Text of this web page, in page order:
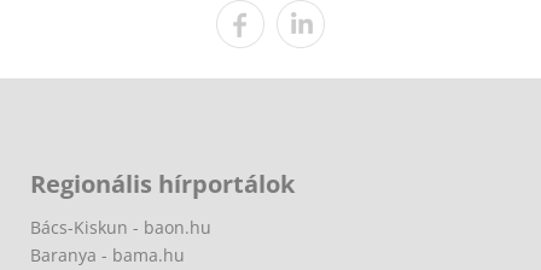
Regionális hírportálok
Bács-Kiskun - baon.hu
Baranya - bama.hu